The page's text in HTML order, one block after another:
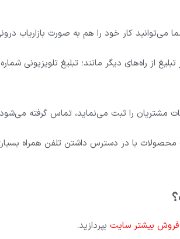
کار خود را هم به صورت بازاریاب
از راه‌های دیگر مانند؛ تبلیغ تلویزیونی
مشتریان را ثبت می‌نماید، تماس گرفته
محصولات با در دسترس داشتن تلفن همراه
بیشتر سایت بپردازید.